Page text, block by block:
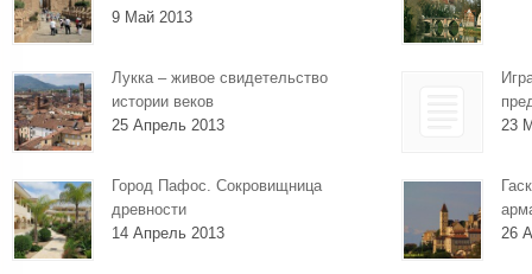
9 Май 2013
Лукка – живое свидетельство
истории веков
25 Апрель 2013
Город Пафос. Сокровищница
древности
14 Апрель 2013
23
26